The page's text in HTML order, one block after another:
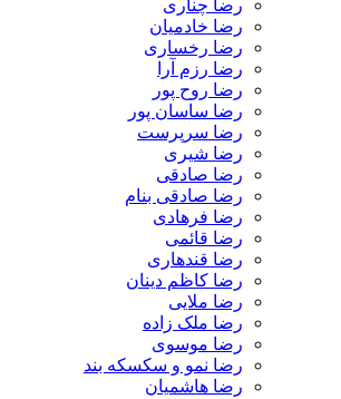
رضا چناری
رضا خادمیان
رضا رخساری
رضا رزم آرا
رضا روح پور
رضا ساسان پور
رضا سرپرست
رضا شیری
رضا صادقی
رضا صادقی بنام
رضا فرهادی
رضا قائمی
رضا قندهاری
رضا کاظم دینان
رضا ملایی
رضا ملک زاده
رضا موسوی
رضا نمو و سکسکه بند
رضا هاشمیان